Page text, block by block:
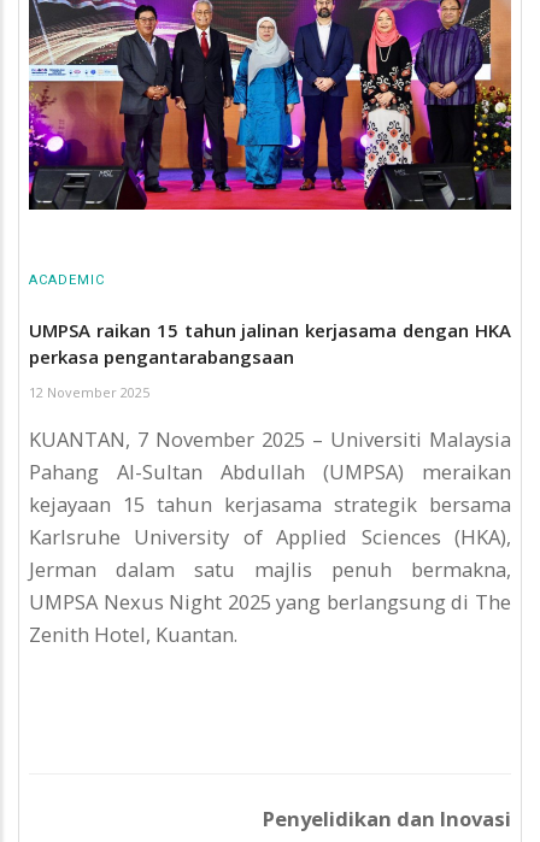
ACADEMIC
UMPSA raikan 15 tahun jalinan kerjasama dengan HKA
perkasa pengantarabangsaan
12 November 2025
KUANTAN, 7 November 2025 – Universiti Malaysia
Pahang Al-Sultan Abdullah (UMPSA) meraikan
kejayaan 15 tahun kerjasama strategik bersama
Karlsruhe University of Applied Sciences (HKA),
Jerman dalam satu majlis penuh bermakna,
UMPSA Nexus Night 2025 yang berlangsung di The
Zenith Hotel, Kuantan.
Penyelidikan dan Inovasi